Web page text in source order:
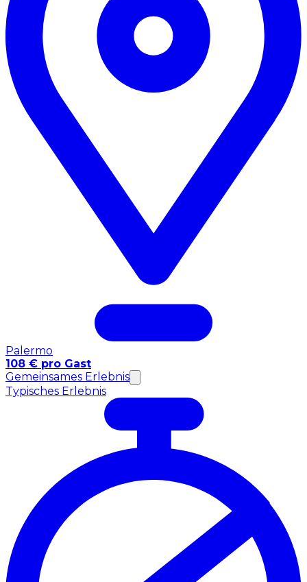
Palermo
108 € pro Gast
Gemeinsames Erlebnis
Typisches Erlebnis